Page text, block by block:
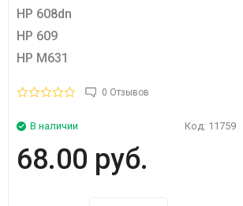
HP 608dn
HP 609
HP M631
0 Отзывов
В наличии Код: 11759
68.00 руб.